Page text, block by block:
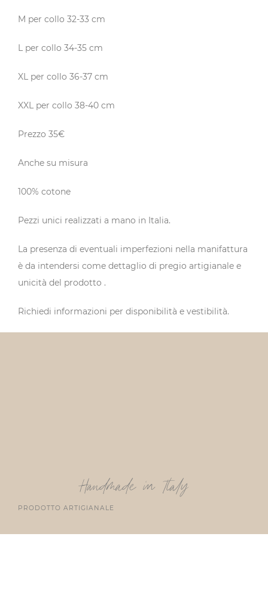
M per collo 32-33 cm
L per collo 34-35 cm
XL per collo 36-37 cm
XXL per collo 38-40 cm
Prezzo 35€
Anche su misura
100% cotone
Pezzi unici realizzati a mano in Italia.
La presenza di eventuali imperfezioni nella manifattura
è da intendersi come dettaglio di pregio artigianale e
unicità del prodotto .
Richiedi informazioni per disponibilità e vestibilità.
Handmade in Italy
PRODOTTO ARTIGIANALE